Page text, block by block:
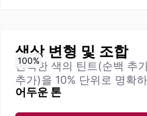
색상 변형 및 조합
선택한 색의 틴트(순백 추
추가)을 10% 단위로 명확
어두운 톤
0%
10%
20%
30%
40%
50%
60%
70%
80%
90%
100%